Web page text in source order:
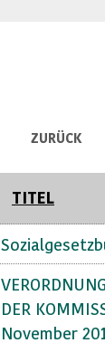
ZURÜCK
TITEL
DER
November